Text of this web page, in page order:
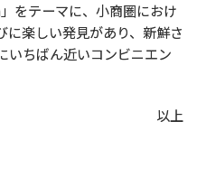
をテーマに、小商圏におけ
に楽しい発見があり、新鮮さ
いちばん近いコンビニエン
以上